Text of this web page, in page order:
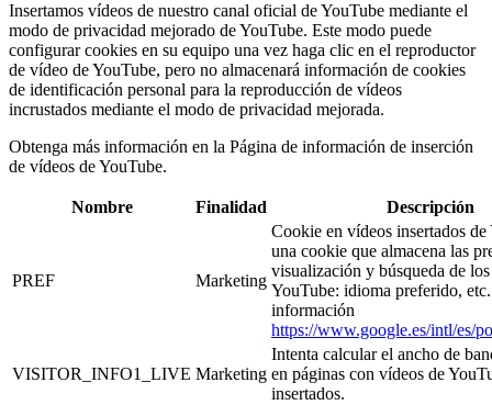
Insertamos vídeos de nuestro canal oficial de YouTube mediante el
modo de privacidad mejorado de YouTube. Este modo puede
configurar cookies en su equipo una vez haga clic en el reproductor
de vídeo de YouTube, pero no almacenará información de cookies
de identificación personal para la reproducción de vídeos
incrustados mediante el modo de privacidad mejorada.
Obtenga más información en la Página de información de inserción
de vídeos de YouTube.
Nombre Finalidad Descripción
PREF Marketing
Cookie en vídeos insertados de
una cookie que almacena las
visualización y búsqueda de
YouTube: idioma preferido,
información
https://www.google.es/intl/es/
VISITOR_INFO1_LIVE Marketing
Intenta calcular el ancho de
en páginas con vídeos de
insertados.